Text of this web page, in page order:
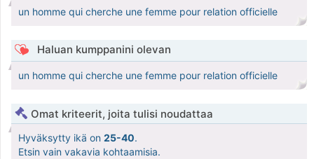
un homme qui cherche une femme pour relation officielle
Haluan kumppanini olevan
un homme qui cherche une femme pour relation officielle
Omat kriteerit, joita tulisi noudattaa
Hyväksytty ikä on 25-40.
Etsin vain vakavia kohtaamisia.